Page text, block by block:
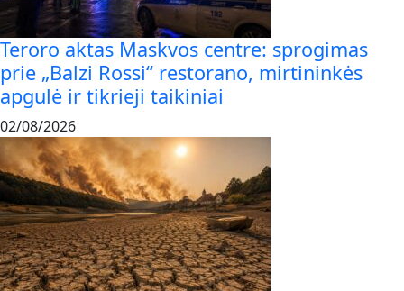
Teroro aktas Maskvos centre: sprogimas
prie „Balzi Rossi“ restorano, mirtininkės
apgulė ir tikrieji taikiniai
02/08/2026